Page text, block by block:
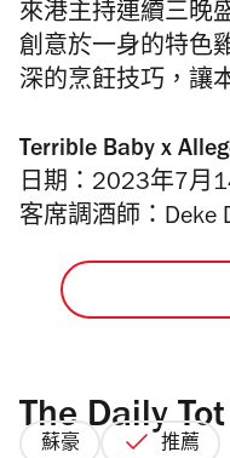
來港主持連續三晚
創意於一身的特色
深的烹飪技巧，讓
Terrible Baby x
日期：2023年7月
客席調酒師：Deke
The Daily Tot
蘇豪 推薦